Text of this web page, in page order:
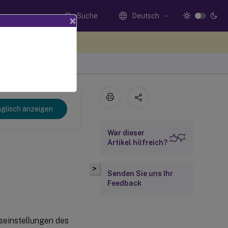
Suche Deutsch
anzeigen
des
>
War dieser
Artikel hilfreich?
Senden Sie uns Ihr
Feedback
×